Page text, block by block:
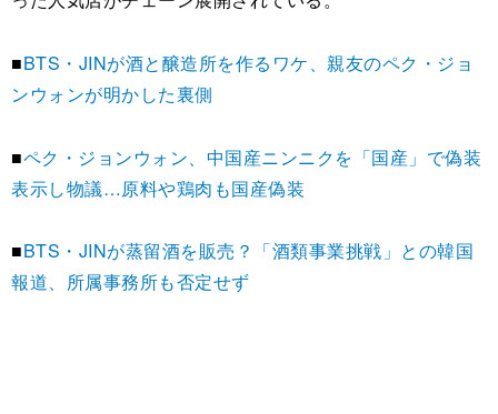
■BTS・JINが酒と醸造所を作るワケ、親友のペク・ジョ
ンウォンが明かした裏側
■ペク・ジョンウォン、中国産ニンニクを「国産」で偽装
表示し物議…原料や鶏肉も国産偽装
■BTS・JINが蒸留酒を販売？「酒類事業挑戦」との韓国
報道、所属事務所も否定せず